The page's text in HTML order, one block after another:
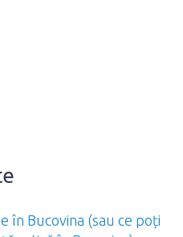
în Bucovina (sau ce poți